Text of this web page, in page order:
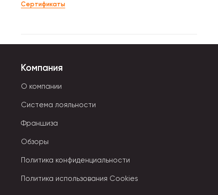
Сертификаты
Компания
О компании
Система лояльности
Франшиза
Обзоры
Политика конфиденциальности
Политика использования Cookies